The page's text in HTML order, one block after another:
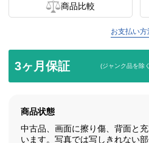
商品比較
お支払い
3ヶ月保証 (ジャンク品を除
商品状態
中古品、画面に擦り傷、背面と
います。写真では写しきれない